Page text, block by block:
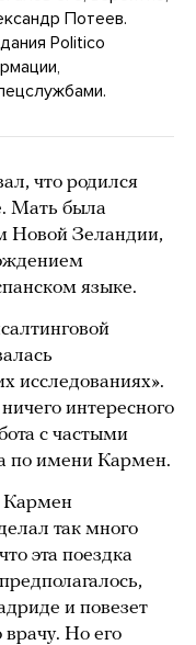
Потеев.
Politico
что родился
Мать была
Новой Зеландии,
языке.
исследованиях».
интересного
с частыми
по имени Кармен.
так много
эта поездка
и повезет
Но его